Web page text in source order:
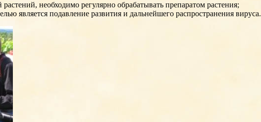
необходимо регулярно обрабатывать препаратом растения;
является подавление развития и дальнейшего распространения вируса.